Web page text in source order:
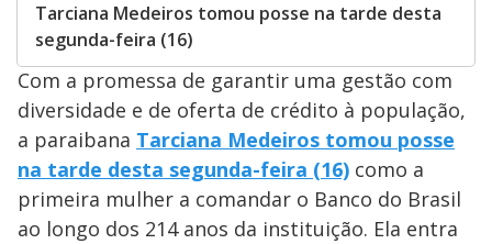
Tarciana Medeiros tomou posse na tarde desta
segunda-feira (16)
Com a promessa de garantir uma gestão com
diversidade e de oferta de crédito à população,
a paraibana Tarciana Medeiros tomou posse
na tarde desta segunda-feira (16) como a
primeira mulher a comandar o Banco do Brasil
ao longo dos 214 anos da instituição. Ela entra